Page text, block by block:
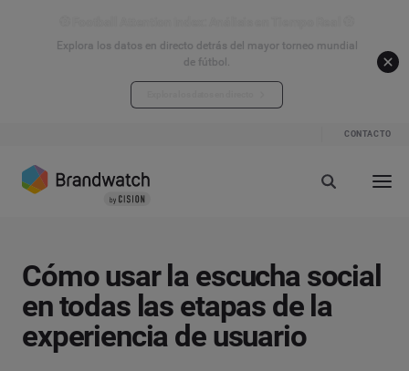
Explora los datos en directo detrás del mayor torneo mundial
de fútbol.
CONTACTO
Cómo usar la escucha social
en todas las etapas de la
experiencia de usuario